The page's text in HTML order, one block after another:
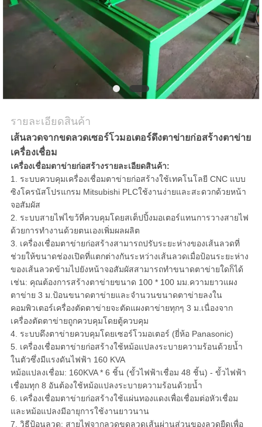
ราคา
PRIVACY
POLICY
รายละเอียดสินค้า
เส้นลวดจากขดลวดเซอร์โวมอเตอร์ดึงตาข่ายก่อสร้างตาข่าย
เครื่องเชื่อม
เครื่องเชื่อมตาข่ายก่อสร้างรายละเอียดสินค้า:
1. ระบบควบคุมเครื่องเชื่อมตาข่ายก่อสร้างใช้เทคโนโลยี CNC แบบ
ซิงโครนัสโปรแกรม Mitsubishi PLCใช้งานง่ายและสะดวกด้วยหน้า
จอสัมผัส
2. ระบบสายไฟไขว้ที่ควบคุมโดยสเต็ปปิ้งมอเตอร์แทนการวางสายไฟ
ด้วยการทำงานด้วยตนเองเพิ่มผลผลิต
3. เครื่องเชื่อมตาข่ายก่อสร้างสามารถปรับระยะห่างของเส้นลวดที่
ช่วยให้ขนาดช่องเปิดที่แตกต่างกันระหว่างเส้นลวดเมื่อป้อนระยะห่าง
ของเส้นลวดข้ามไปยังหน้าจอสัมผัสสามารถทำขนาดตาข่ายใดก็ได้
เช่น: คุณต้องการสร้างตาข่ายขนาด 100 * 100 มม.ความยาวแผง
ตาข่าย 3 ม.ป้อนขนาดตาข่ายและจำนวนขนาดตาข่ายลงใน
คอมพิวเตอร์เครื่องตัดตาข่ายจะตัดแผงตาข่ายทุกๆ 3 ม.เนื่องจาก
เครื่องตัดตาข่ายถูกควบคุมโดยตู้ควบคุม
4. ระบบดึงตาข่ายควบคุมโดยเซอร์โวมอเตอร์ (ยี่ห้อ Panasonic)
5. เครื่องเชื่อมตาข่ายก่อสร้างใช้หม้อแปลงระบายความร้อนด้วยน้ำ
ในตัวซึ่งมีแรงดันไฟฟ้า 160 KVA
หม้อแปลงเชื่อม: 160KVA * 6 ชิ้น (ขั้วไฟฟ้าเชื่อม 48 ชิ้น) - ขั้วไฟฟ้า
เชื่อมทุก 8 อันต้องใช้หม้อแปลงระบายความร้อนด้วยน้ำ
6. เครื่องเชื่อมตาข่ายก่อสร้างใช้แผ่นทองแดงเพื่อเชื่อมต่อหัวเชื่อม
และหม้อแปลงมีอายุการใช้งานยาวนาน
7. วิธีป้อนลวด: สายไฟจากลวดขดลวดเส้นผ่านส่วนของลวดยืดเพื่อ